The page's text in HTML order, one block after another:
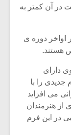
در آن کمتر به
اواخر دوره ی
هستند.
دارای
را با
می افزاید
از هنرمندان
در این فرم